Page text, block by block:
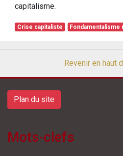
capitalisme.
Crise capitaliste Fondamentalisme
Revenir en haut
Plan du site
Mots-clefs